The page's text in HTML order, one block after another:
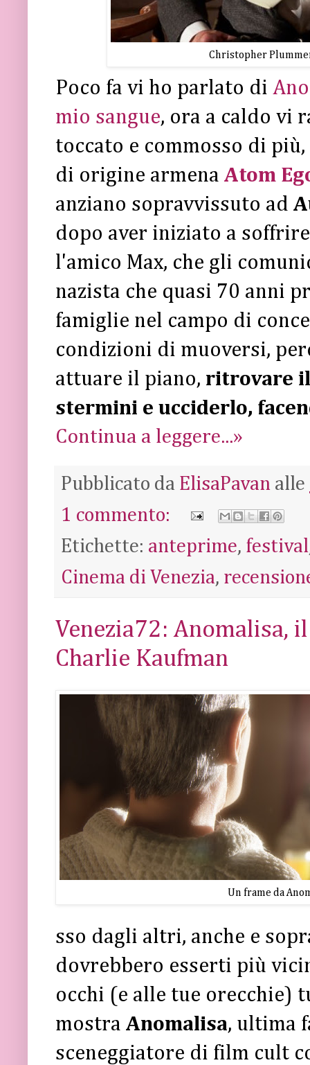
Christopher
Poco fa vi ho parlato di
mio sangue, ora a caldo vi
toccato e commosso di più,
di origine armena Atom
anziano sopravvissuto ad
dopo aver iniziato a
l'amico Max, che gli
nazista che quasi 70 anni
famiglie nel campo di
condizioni di muoversi,
attuare il piano, ritrovare
stermini e ucciderlo,
Continua a leggere...»
Pubblicato da ElisaPavan alle
1 commento:
Etichette: anteprime, festival
Cinema di Venezia,
Venezia72:
Charlie Kaufman
Un frame da
sso dagli altri, anche e
dovrebbero esserti più
occhi (e alle tue orecchie)
mostra Anomalisa, ultima
sceneggiatore di film cult